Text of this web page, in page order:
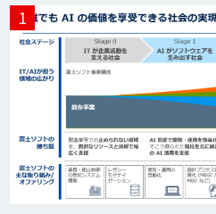
異常検知AI
需要予測＋
『KISS』